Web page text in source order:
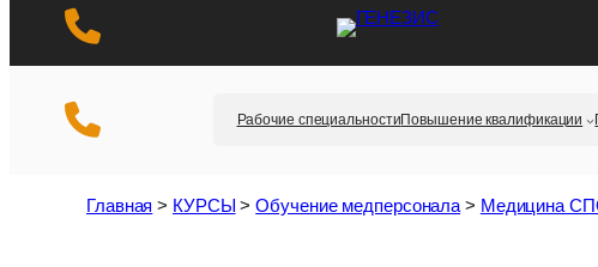
Рабочие специальностиПовышение квалификации
Главная > КУРСЫ >Обучение медперсонала > Медицина